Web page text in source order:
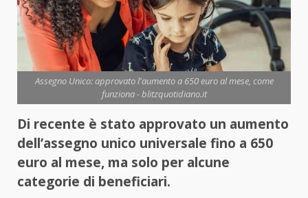
Assegno Unico: approvato l'aumento a 650 euro al mese, come
funziona - blitzquotidiano.it
Di recente è stato approvato un aumento
dell’assegno unico universale fino a 650
euro al mese, ma solo per alcune
categorie di beneficiari.